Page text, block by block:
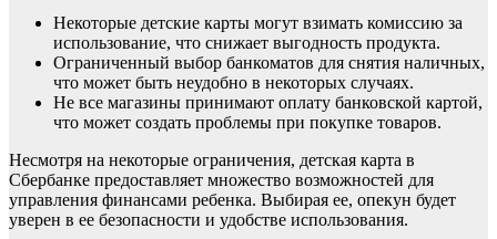
Некоторые детские карты могут взимать комиссию за
использование, что снижает выгодность продукта.
Ограниченный выбор банкоматов для снятия наличных,
что может быть неудобно в некоторых случаях.
Не все магазины принимают оплату банковской картой,
что может создать проблемы при покупке товаров.
Несмотря на некоторые ограничения, детская карта в
Сбербанке предоставляет множество возможностей для
управления финансами ребенка. Выбирая ее, опекун будет
уверен в ее безопасности и удобстве использования.